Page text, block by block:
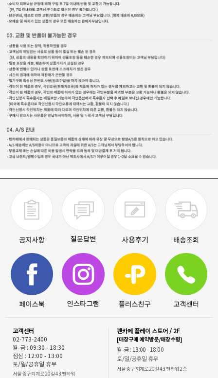
고객센터
02-773-2400
월-금 : 09:30 - 18:30
점심 : 12:00 - 13:00
토/일/공휴일 휴무
서울 중구 퇴계로 20길 43 펜타워
펜카페 플레이 스토어 / 2F
[매장구매 예약방문/매장수령]
월-금 : 13:00 - 18:00
토/일/공휴일 휴무
서울 중구 퇴계로 20길 43 펜타워 2층